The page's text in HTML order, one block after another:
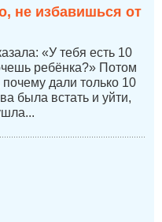
не избавишься от
«У тебя есть 10
ребёнка?» Потом
дали только 10
была встать и уйти,